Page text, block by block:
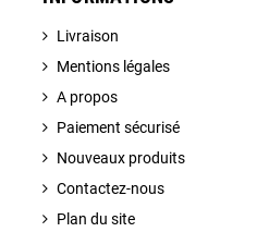
Livraison
Mentions légales
A propos
Paiement sécurisé
Nouveaux produits
Contactez-nous
Plan du site